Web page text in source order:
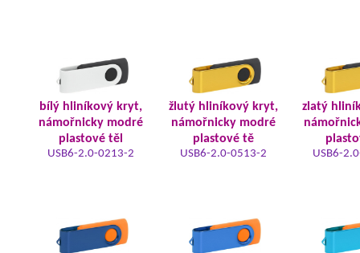
bílý hliníkový kryt,
námořnicky modré
plastové těl
USB6-2.0-0213-2
žlutý hliníkový kryt,
námořnicky modré
plastové tě
USB6-2.0-0513-2
zlatý
USB6-